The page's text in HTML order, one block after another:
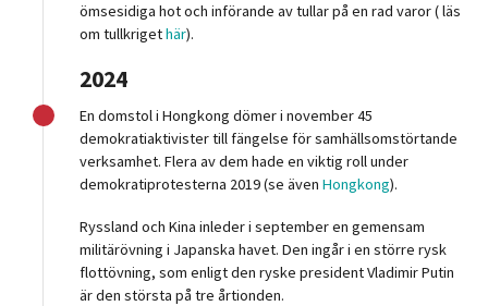
ömsesidiga hot och införande av tullar på en rad varor ( läs
om tullkrigethär).
2024
En domstol i Hongkong dömer i november 45
demokratiaktivister till fängelse för samhällsomstörtande
verksamhet. Flera av dem hade en viktig roll under
demokratiprotesterna 2019 (se ävenHongkong).
Ryssland och Kina inleder i september en gemensam
militärövning i Japanska havet. Den ingår i en större rysk
flottövning, som enligt den ryske president Vladimir Putin
är den största på tre årtionden.